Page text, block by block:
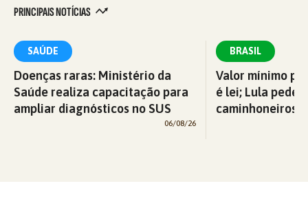
PRINCIPAIS NOTÍCIAS
SAÚDE
Doenças raras: Ministério da
Saúde realiza capacitação para
ampliar diagnósticos no SUS
06/08/26
BRASIL
Valor mínimo
é lei; Lula pede
caminhoneiros